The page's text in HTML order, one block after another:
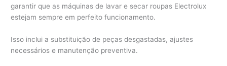
garantir que as máquinas de lavar e secar roupas Electrolux
estejam sempre em perfeito funcionamento.
Isso inclui a substituição de peças desgastadas, ajustes
necessários e manutenção preventiva.